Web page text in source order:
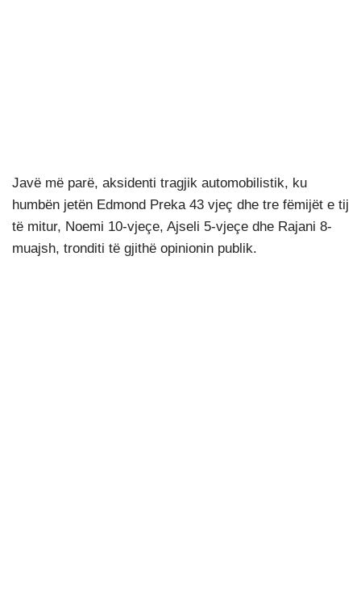
Javë më parë, aksidenti tragjik automobilistik, ku
humbën jetën Edmond Preka 43 vjeç dhe tre fëmijët e tij
të mitur, Noemi 10-vjeçe, Ajseli 5-vjeçe dhe Rajani 8-
muajsh, tronditi të gjithë opinionin publik.